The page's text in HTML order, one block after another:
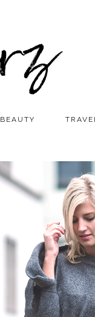
BEAUTY TRAVEL